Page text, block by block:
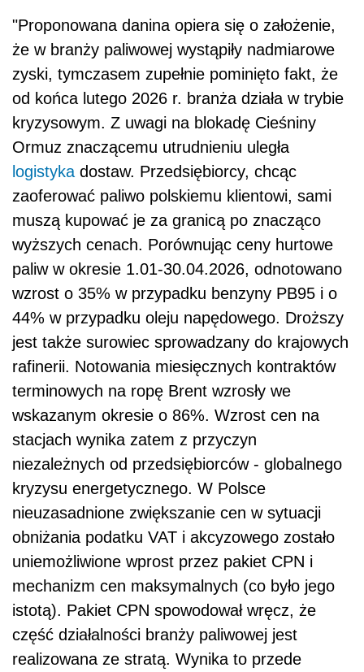
"Proponowana danina opiera się o założenie,
że w branży paliwowej wystąpiły nadmiarowe
zyski, tymczasem zupełnie pominięto fakt, że
od końca lutego 2026 r. branża działa w trybie
kryzysowym. Z uwagi na blokadę Cieśniny
Ormuz znaczącemu utrudnieniu uległa
logistyka dostaw. Przedsiębiorcy, chcąc
zaoferować paliwo polskiemu klientowi, sami
muszą kupować je za granicą po znacząco
wyższych cenach. Porównując ceny hurtowe
paliw w okresie 1.01-30.04.2026, odnotowano
wzrost o 35% w przypadku benzyny PB95 i o
44% w przypadku oleju napędowego. Droższy
jest także surowiec sprowadzany do krajowych
rafinerii. Notowania miesięcznych kontraktów
terminowych na ropę Brent wzrosły we
wskazanym okresie o 86%. Wzrost cen na
stacjach wynika zatem z przyczyn
niezależnych od przedsiębiorców - globalnego
kryzysu energetycznego. W Polsce
nieuzasadnione zwiększanie cen w sytuacji
obniżania podatku VAT i akcyzowego zostało
uniemożliwione wprost przez pakiet CPN i
mechanizm cen maksymalnych (co było jego
istotą). Pakiet CPN spowodował wręcz, że
część działalności branży paliwowej jest
realizowana ze stratą. Wynika to przede